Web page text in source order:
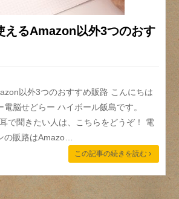
えるAmazon以外3つのおす
以外3つのおすすめ販路 こんにちは
電脳せどらー ハイボール飯島です。
で聞きたい人は、こちらをどうぞ！ 電
の販路はAmazo…
この記事の続きを読む